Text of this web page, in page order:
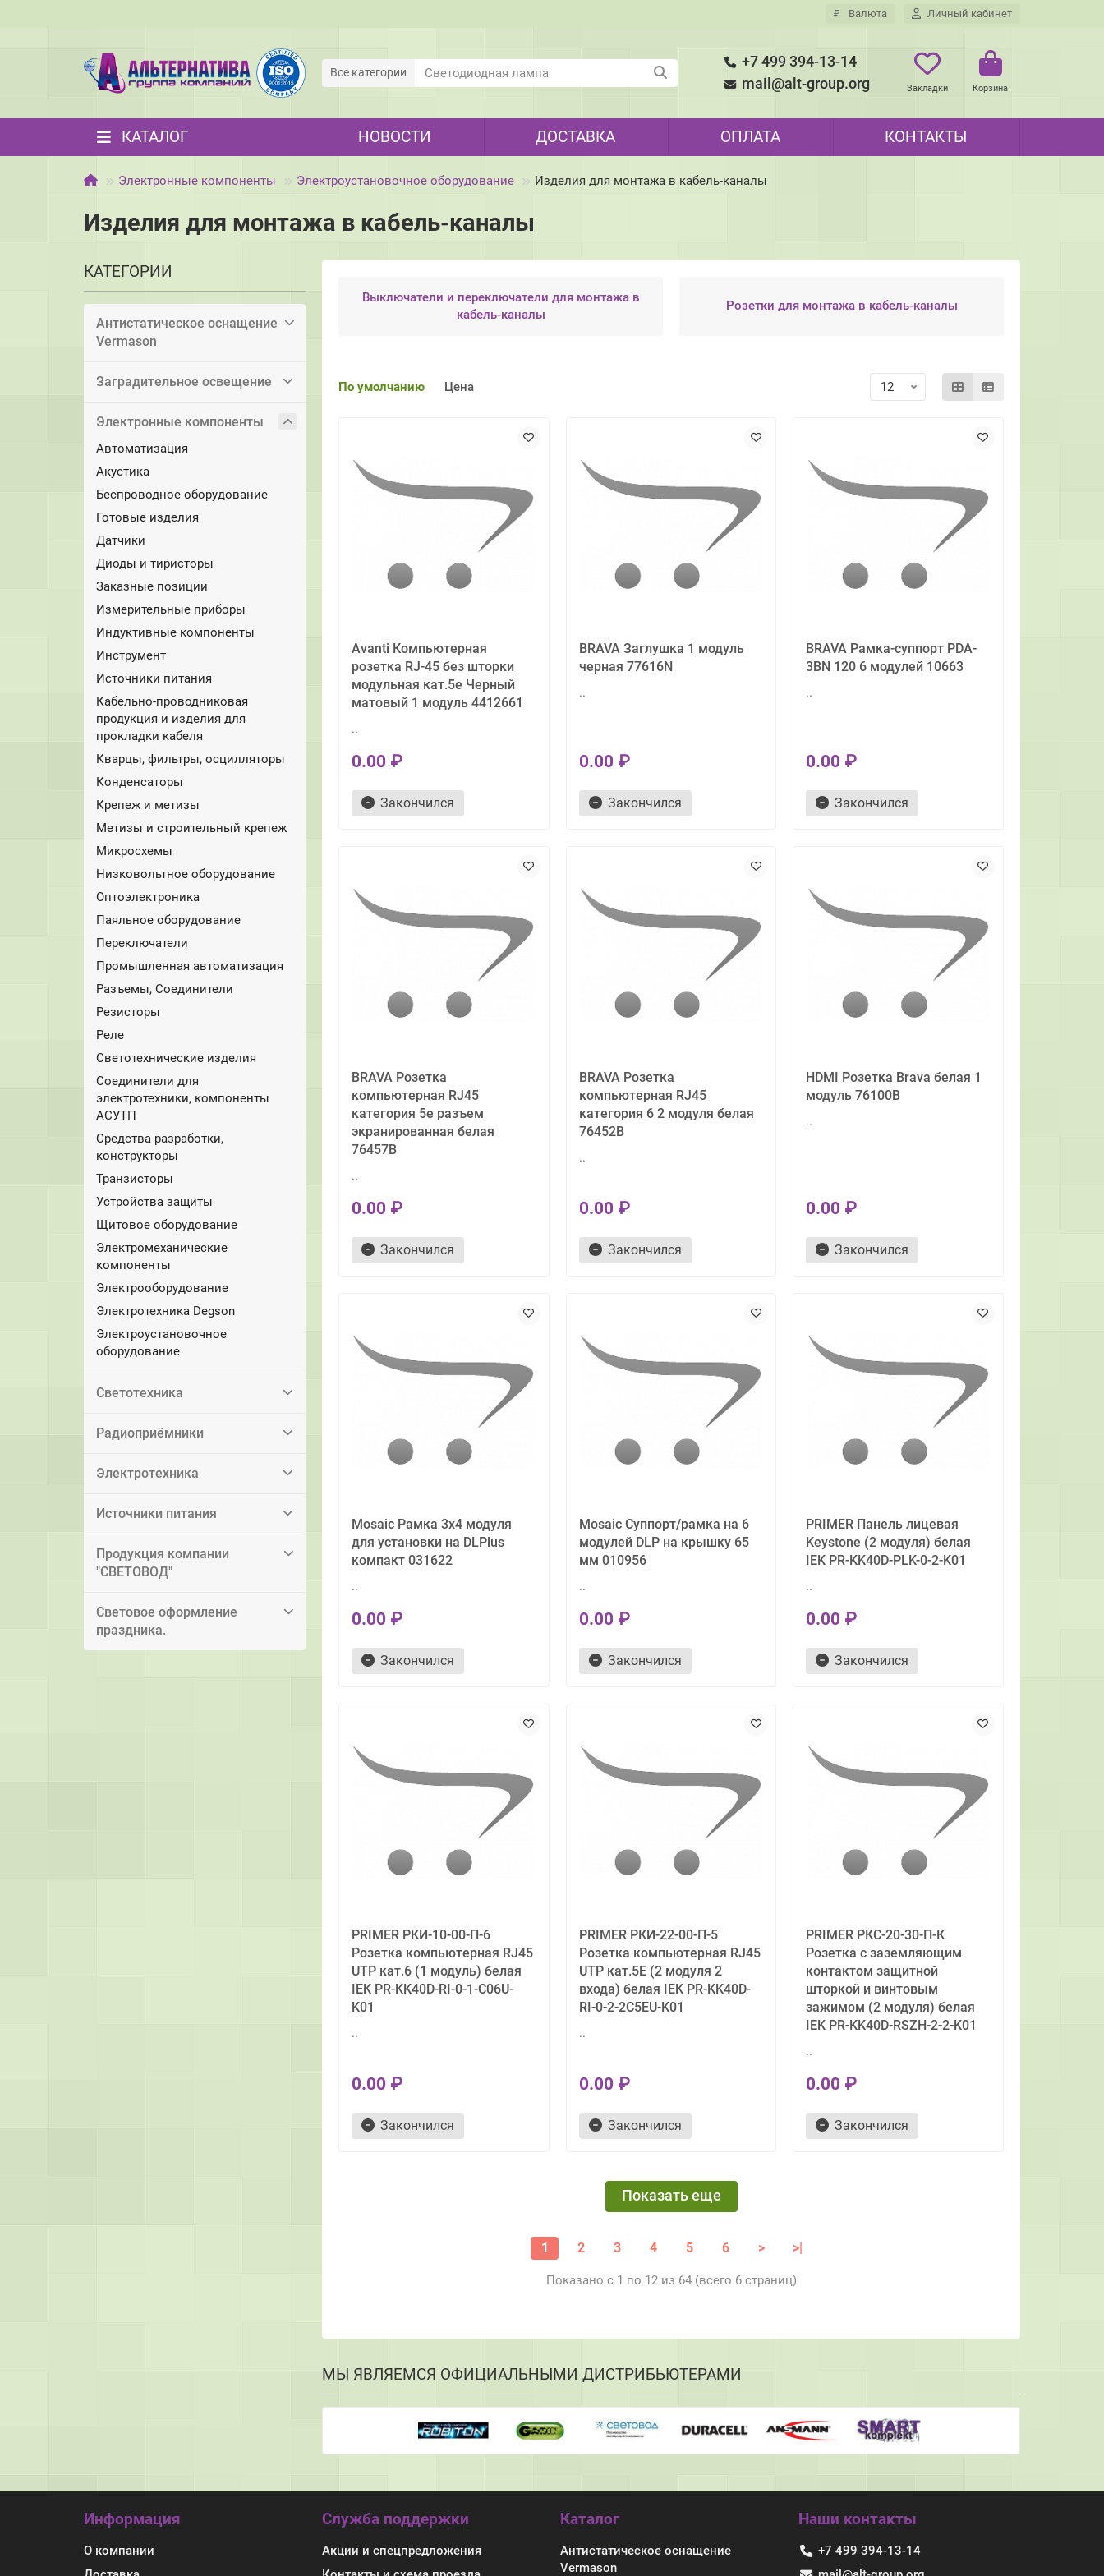
₽ Валюта Личный кабинет
Все категории
+7 499 394-13-14
mail@alt-group.org
Закладки Корзина
КАТАЛОГ НОВОСТИ ДОСТАВКА ОПЛАТА КОНТАКТЫ
Электронные компоненты Электроустановочное оборудование Изделия для монтажа в кабель-каналы
Изделия для монтажа в кабель-каналы
КАТЕГОРИИ
Антистатическое оснащение
Vermason
Заградительное освещение
Электронные компоненты
Автоматизация
Акустика
Беспроводное оборудование
Готовые изделия
Датчики
Диоды и тиристоры
Заказные позиции
Измерительные приборы
Индуктивные компоненты
Инструмент
Источники питания
Кабельно-проводниковая
продукция и изделия для
прокладки кабеля
Кварцы, фильтры, осцилляторы
Конденсаторы
Крепеж и метизы
Метизы и строительный крепеж
Микросхемы
Низковольтное оборудование
Оптоэлектроника
Паяльное оборудование
Переключатели
Промышленная автоматизация
Разъемы, Соединители
Резисторы
Реле
Светотехнические изделия
Соединители для
электротехники, компоненты
АСУТП
Средства разработки,
конструкторы
Транзисторы
Устройства защиты
Щитовое оборудование
Электромеханические
компоненты
Электрооборудование
Электротехника Degson
Электроустановочное
оборудование
Светотехника
Радиоприёмники
Электротехника
Источники питания
Продукция компании
"СВЕТОВОД"
Световое оформление
праздника.
Выключатели и переключатели для монтажа в
кабель-каналы
Розетки для монтажа в кабель-каналы
По умолчанию Цена
Avanti Компьютерная
розетка RJ-45 без шторки
модульная кат.5е Черный
матовый 1 модуль 4412661
..
0.00 ₽
Закончился
BRAVA Заглушка 1 модуль
черная 77616N
..
0.00 ₽
Закончился
BRAVA Рамка-суппорт PDA-
3BN 120 6 модулей 10663
..
0.00 ₽
Закончился
BRAVA Розетка
компьютерная RJ45
категория 5е разъем
экранированная белая
76457B
..
0.00 ₽
Закончился
BRAVA Розетка
компьютерная RJ45
категория 6 2 модуля белая
76452B
..
0.00 ₽
Закончился
HDMI Розетка Brava белая 1
модуль 76100B
..
0.00 ₽
Закончился
Mosaic Рамка 3х4 модуля
для установки на DLPlus
компакт 031622
..
0.00 ₽
Закончился
Mosaic Суппорт/рамка на 6
модулей DLP на крышку 65
мм 010956
..
0.00 ₽
Закончился
PRIMER Панель лицевая
Keystone (2 модуля) белая
IEK PR-KK40D-PLK-0-2-K01
..
0.00 ₽
Закончился
PRIMER РКИ-10-00-П-6
Розетка компьютерная RJ45
UTP кат.6 (1 модуль) белая
IEK PR-KK40D-RI-0-1-C06U-
K01
..
0.00 ₽
Закончился
PRIMER РКИ-22-00-П-5
Розетка компьютерная RJ45
UTP кат.5E (2 модуля 2
входа) белая IEK PR-KK40D-
RI-0-2-2C5EU-K01
..
0.00 ₽
Закончился
PRIMER РКС-20-30-П-К
Розетка с заземляющим
контактом защитной
шторкой и винтовым
зажимом (2 модуля) белая
IEK PR-KK40D-RSZH-2-2-K01
..
0.00 ₽
Закончился
Показать еще
1 2 3 4 5 6 > >|
Показано с 1 по 12 из 64 (всего 6 страниц)
МЫ ЯВЛЯЕМСЯ ОФИЦИАЛЬНЫМИ ДИСТРИБЬЮТЕРАМИ
Информация
О компании
Служба поддержки
Акции и спецпредложения
Каталог
Антистатическое оснащение
Vermason
Наши контакты
+7 499 394-13-14